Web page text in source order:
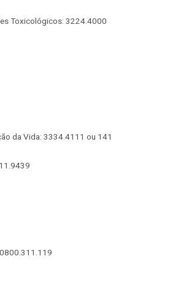
Toxicológicos: 3224.4000
da Vida: 3334.4111 ou 141